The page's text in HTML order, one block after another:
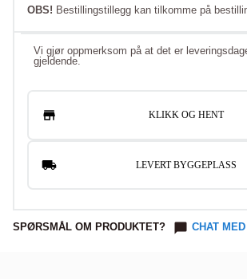
OBS! Bestillingstillegg kan tilkomme på
Vi gjør oppmerksom på at det er
gjeldende.
KLIKK OG HENT
LEVERT BYGGEPLASS
SPØRSMÅL OM PRODUKTET? CHAT